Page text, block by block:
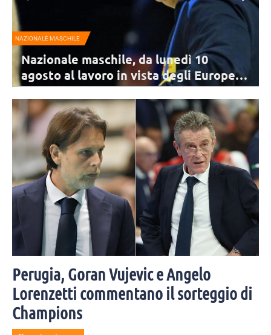
da lunedì 10
in vista degli Europei: i
I 17 convocati di De Giorgi per il primo
A1 FEMMINILE
Vallefoglia
agosto. Candi:
delle atlete delle
congiunti.
Perugia, Goran Vujevic e Angelo
Lorenzetti commentano il sorteggio di
Champions